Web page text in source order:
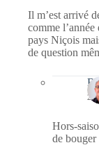
Il m’est arrivé
comme
pays Niçois
de question
25/
Hors-
de bouger